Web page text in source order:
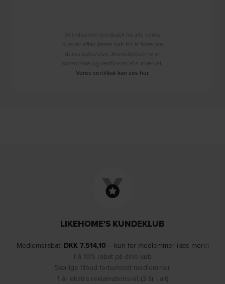
Vi indsamler feedback fra alle vores
kunder efter deres køb for at høre om
deres oplevelse. Anmeldelserne er
autentiske og verificeret af e-mærket.
Vores certifikat kan ses her.
LIKEHOME'S KUNDEKLUB
Medlemsrabat: DKK7.514,10 – kun for medlemmer (læs mere)
Få 10% rabat på dine køb
Særlige tilbud forbeholdt medlemmer
1 år ekstra reklamationsret (3 år i alt)